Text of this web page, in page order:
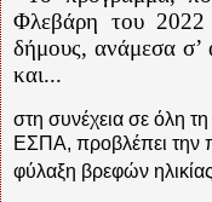
Φλεβάρη του 2022
δήμους, ανάμεσα σ’
και...
στη συνέχεια σε όλη
ΕΣΠΑ, προβλέπει την
φύλαξη βρεφών